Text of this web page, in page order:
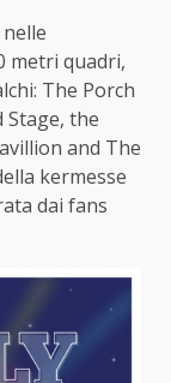
metri quadri,
The Porch
Stage, the
and The
kermesse
dai fans